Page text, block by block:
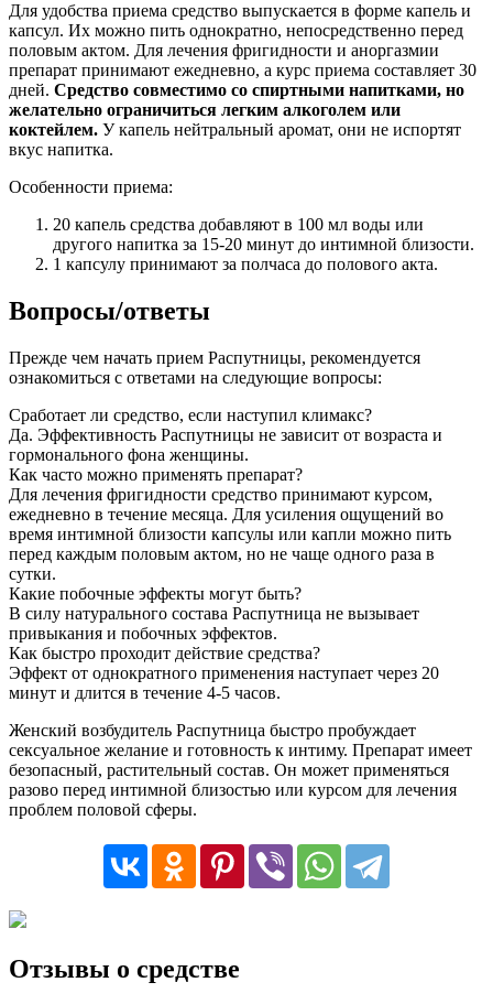
Для удобства приема средство выпускается в форме капель и
капсул. Их можно пить однократно, непосредственно перед
половым актом. Для лечения фригидности и аноргазмии
препарат принимают ежедневно, а курс приема составляет 30
дней. Средство совместимо со спиртными напитками, но
желательно ограничиться легким алкоголем или
коктейлем. У капель нейтральный аромат, они не испортят
вкус напитка.
Особенности приема:
20 капель средства добавляют в 100 мл воды или
другого напитка за 15-20 минут до интимной близости.
1 капсулу принимают за полчаса до полового акта.
Вопросы/ответы
Прежде чем начать прием Распутницы, рекомендуется
ознакомиться с ответами на следующие вопросы:
Сработает ли средство, если наступил климакс?
Да. Эффективность Распутницы не зависит от возраста и
гормонального фона женщины.
Как часто можно применять препарат?
Для лечения фригидности средство принимают курсом,
ежедневно в течение месяца. Для усиления ощущений во
время интимной близости капсулы или капли можно пить
перед каждым половым актом, но не чаще одного раза в
сутки.
Какие побочные эффекты могут быть?
В силу натурального состава Распутница не вызывает
привыкания и побочных эффектов.
Как быстро проходит действие средства?
Эффект от однократного применения наступает через 20
минут и длится в течение 4-5 часов.
Женский возбудитель Распутница быстро пробуждает
сексуальное желание и готовность к интиму. Препарат имеет
безопасный, растительный состав. Он может применяться
разово перед интимной близостью или курсом для лечения
проблем половой сферы.
Отзывы о средстве